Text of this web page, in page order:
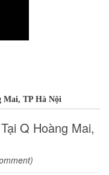
Mai, TP Hà Nội
Q Hoàng Mai,